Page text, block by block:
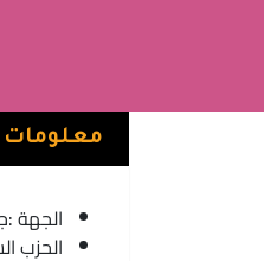
معلومات
الجهة :
الحزب